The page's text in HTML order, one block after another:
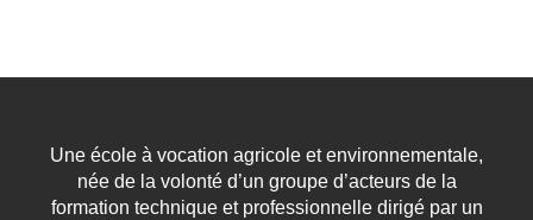
Une école à vocation agricole et environnementale,
née de la volonté d’un groupe d’acteurs de la
formation technique et professionnelle dirigé par un